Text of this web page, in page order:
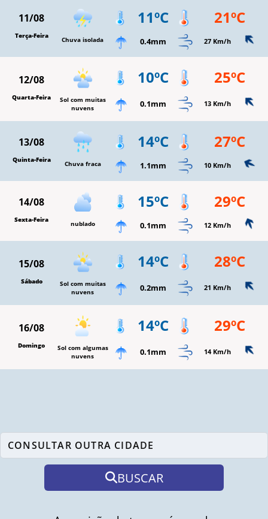
11/08
Terça-Feira Chuva isolada
11ºC 21ºC
0.4mm 27 Km/h
12/08
Quarta-Feira
Sol com muitas
nuvens
10ºC 25ºC
0.1mm 13 Km/h
13/08
Quinta-Feira Chuva fraca
14ºC 27ºC
1.1mm 10 Km/h
14/08
Sexta-Feira nublado
15ºC 29ºC
0.1mm 12 Km/h
15/08
Sábado
Sol com muitas
nuvens
14ºC 28ºC
0.2mm 21 Km/h
16/08
Domingo
Sol com algumas
nuvens
14ºC 29ºC
0.1mm 14 Km/h
BUSCAR